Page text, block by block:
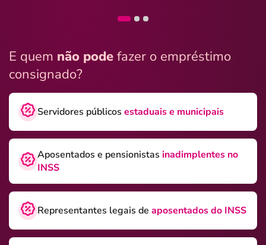
E quem não pode fazer o empréstimo
consignado?
Servidores públicos estaduais e municipais
Aposentados e pensionistas inadimplentes no
INSS
Representantes legais de aposentados do INSS